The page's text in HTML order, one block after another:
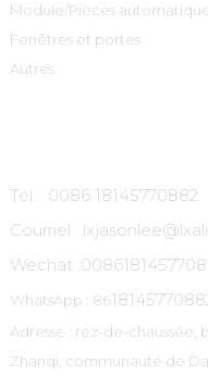
Module/Pièces
Fenêtres et portes
Autres
Tél. : 0086 18145770882
Courriel :
Wechat :
WhatsApp : 86
Adresse : rez-de-chaussée,
Zhanqi, communauté de